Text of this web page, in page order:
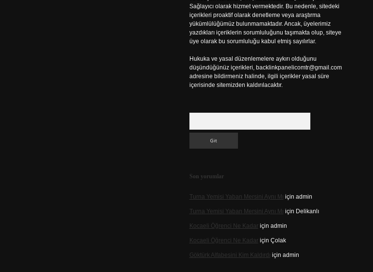
Sağlayıcı olarak hizmet vermektedir. Bu nedenle, sitedeki
içerikleri proaktif olarak denetleme veya araştırma
yükümlülüğümüz bulunmamaktadır. Ancak, üyelerimiz
yazdıkları içeriklerin sorumluluğunu taşımakta olup, siteye
üye olarak bu sorumluluğu kabul etmiş sayılırlar.
Hukuka ve yasal düzenlemelere aykırı olduğunu
düşündüğünüz içerikleri, backlinkpanelicomtr@gmail.com
adresine bildirmeniz halinde, ilgili içerikler yasal süre
içerisinde sitemizden kaldırılacaktır.
Son yorumlar
Turna Yemisi Yaban Mersini Aynı Mı için admin
Turna Yemisi Yaban Mersini Aynı Mı için Delikanlı
Kocaeli Öğrenci Ne Kadariçin admin
Kocaeli Öğrenci Ne Kadariçin Çolak
Göktürk Alfabesini Kim Kaldırdı için admin